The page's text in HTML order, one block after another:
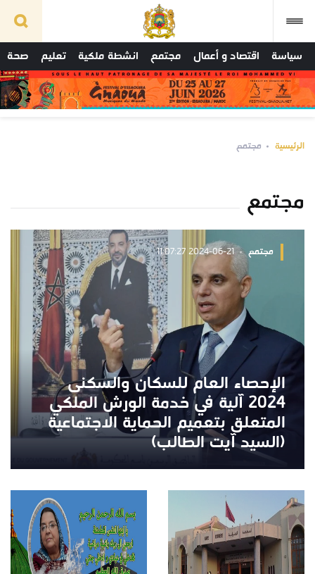
سياسة اقتصاد و أعمال مجتمع انشطة ملكية تعليم صحة
الرئيسية مجتمع
مجتمع
مجتمع 2024-06-21 11:07:27
الإحصاء العام للسكان والسكنى
2024 آلية في خدمة الورش الملكي
المتعلق بتعميم الحماية الاجتماعية
(السيد آيت الطالب)